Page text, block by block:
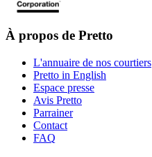
À propos de Pretto
L'annuaire de nos courtiers
Pretto in English
Espace presse
Avis Pretto
Parrainer
Contact
FAQ